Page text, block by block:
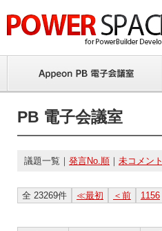
PB 電子会議室
議題一覧｜ 発言No.順 ｜ 未コメント
全 23269件 ≪最初 ＜前 1156